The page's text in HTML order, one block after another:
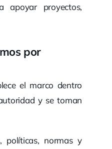
apoyar proyectos,
por
el marco dentro
y se toman
políticas, normas y